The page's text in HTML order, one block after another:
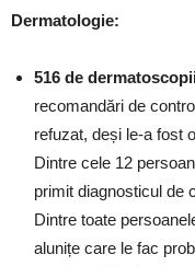
Dermatologie:
516 de
recomandări de
refuzat, deși le-a fost
Dintre cele 12
primit diagnosticul de
Dintre toate
alunițe care le fac